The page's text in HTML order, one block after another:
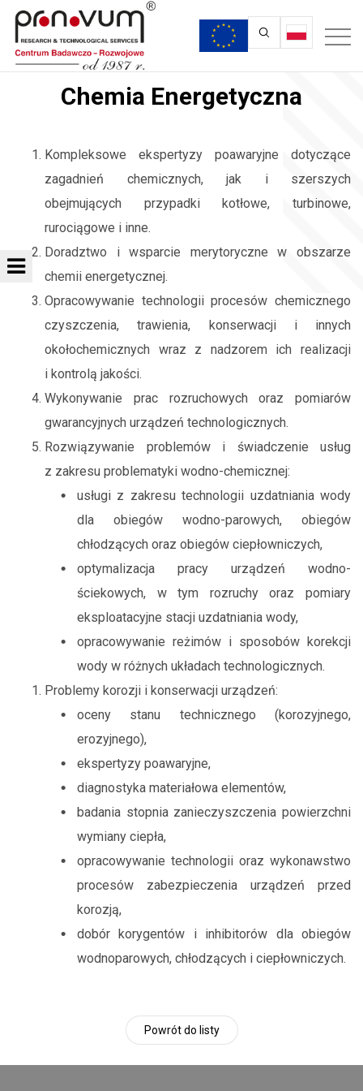
Chemia Energetyczna
Kompleksowe ekspertyzy poawaryjne dotyczące
zagadnień chemicznych, jak i szerszych
obejmujących przypadki kotłowe, turbinowe,
rurociągowe i inne.
Doradztwo i wsparcie merytoryczne w obszarze
chemii energetycznej.
Opracowywanie technologii procesów chemicznego
czyszczenia, trawienia, konserwacji i innych
okołochemicznych wraz z nadzorem ich realizacji
i kontrolą jakości.
Wykonywanie prac rozruchowych oraz pomiarów
gwarancyjnych urządzeń technologicznych.
Rozwiązywanie problemów i świadczenie usług
z zakresu problematyki wodno-chemicznej:
usługi z zakresu technologii uzdatniania wody
dla obiegów wodno-parowych, obiegów
chłodzących oraz obiegów ciepłowniczych,
optymalizacja pracy urządzeń wodno-
ściekowych, w tym rozruchy oraz pomiary
eksploatacyjne stacji uzdatniania wody,
opracowywanie reżimów i sposobów korekcji
wody w różnych układach technologicznych.
Problemy korozji i konserwacji urządzeń:
oceny stanu technicznego (korozyjnego,
erozyjnego),
ekspertyzy poawaryjne,
diagnostyka materiałowa elementów,
badania stopnia zanieczyszczenia powierzchni
wymiany ciepła,
opracowywanie technologii oraz wykonawstwo
procesów zabezpieczenia urządzeń przed
korozją,
dobór korygentów i inhibitorów dla obiegów
wodno­parowych, chłodzących i ciepłowniczych.
Powrót do listy